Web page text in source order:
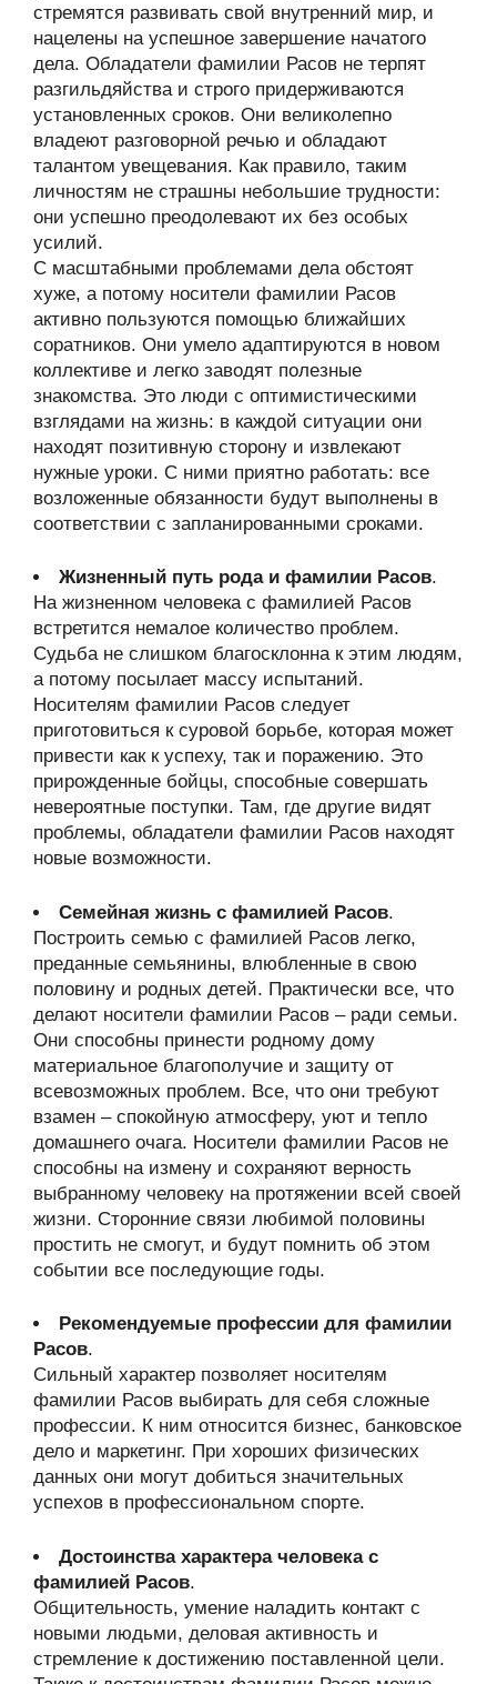
стремятся развивать свой внутренний мир, и
нацелены на успешное завершение начатого
дела. Обладатели фамилии Расов не терпят
разгильдяйства и строго придерживаются
установленных сроков. Они великолепно
владеют разговорной речью и обладают
талантом увещевания. Как правило, таким
личностям не страшны небольшие трудности:
они успешно преодолевают их без особых
усилий.
С масштабными проблемами дела обстоят
хуже, а потому носители фамилии Расов
активно пользуются помощью ближайших
соратников. Они умело адаптируются в новом
коллективе и легко заводят полезные
знакомства. Это люди с оптимистическими
взглядами на жизнь: в каждой ситуации они
находят позитивную сторону и извлекают
нужные уроки. С ними приятно работать: все
возложенные обязанности будут выполнены в
соответствии с запланированными сроками.
Жизненный путь рода и фамилии Расов.
На жизненном человека с фамилией Расов
встретится немалое количество проблем.
Судьба не слишком благосклонна к этим людям,
а потому посылает массу испытаний.
Носителям фамилии Расов следует
приготовиться к суровой борьбе, которая может
привести как к успеху, так и поражению. Это
прирожденные бойцы, способные совершать
невероятные поступки. Там, где другие видят
проблемы, обладатели фамилии Расов находят
новые возможности.
Семейная жизнь с фамилией Расов.
Построить семью с фамилией Расов легко,
преданные семьянины, влюбленные в свою
половину и родных детей. Практически все, что
делают носители фамилии Расов – ради семьи.
Они способны принести родному дому
материальное благополучие и защиту от
всевозможных проблем. Все, что они требуют
взамен – спокойную атмосферу, уют и тепло
домашнего очага. Носители фамилии Расов не
способны на измену и сохраняют верность
выбранному человеку на протяжении всей своей
жизни. Сторонние связи любимой половины
простить не смогут, и будут помнить об этом
событии все последующие годы.
Рекомендуемые профессии для фамилии
Расов.
Сильный характер позволяет носителям
фамилии Расов выбирать для себя сложные
профессии. К ним относится бизнес, банковское
дело и маркетинг. При хороших физических
данных они могут добиться значительных
успехов в профессиональном спорте.
Достоинства характера человека с
фамилией Расов.
Общительность, умение наладить контакт с
новыми людьми, деловая активность и
стремление к достижению поставленной цели.